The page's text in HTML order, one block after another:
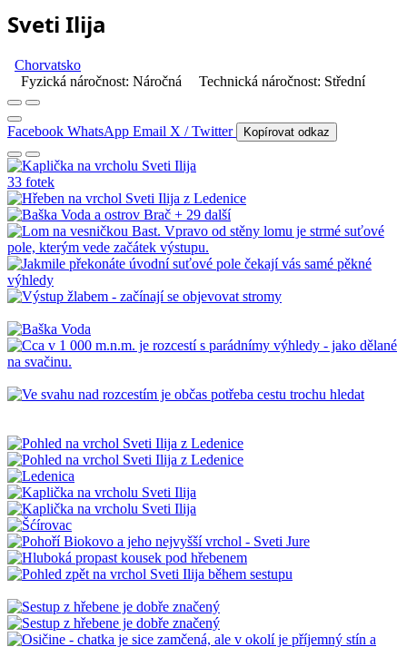
Sveti Ilija
Chorvatsko
Fyzická náročnost: Náročná
Technická náročnost: Střední
Facebook WhatsApp Email X / Twitter Kopírovat odkaz
33 fotek
+ 29 další